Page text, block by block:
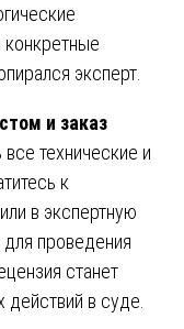
конкретные
эксперт.
и заказ
технические и
к
в экспертную
проведения
станет
в суде.